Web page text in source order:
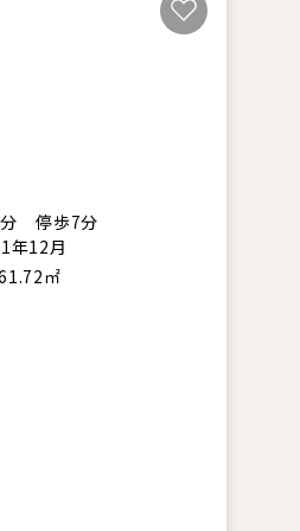
分 停歩7分
年12月
㎡